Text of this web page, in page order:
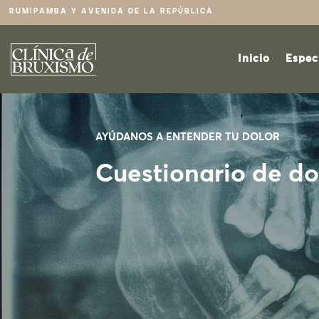
RUMIPAMBA Y AVENIDA DE LA REPÚBLICA
Inicio
AYÚDANOS A ENTENDER TU DOLOR
Cuestionario de